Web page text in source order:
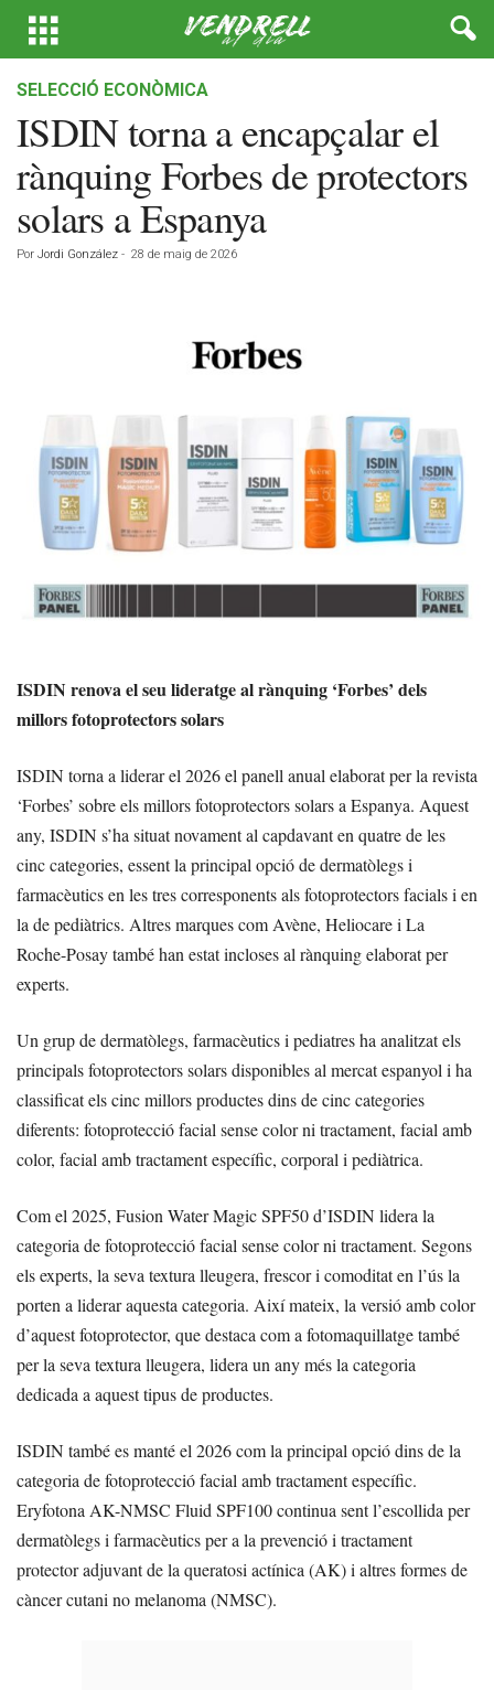
SELECCIÓ ECONÒMICA
ISDIN torna a encapçalar el
rànquing Forbes de protectors
solars a Espanya
Por Jordi González - 28 de maig de 2026
ISDIN renova el seu lideratge al rànquing ‘Forbes’ dels
millors fotoprotectors solars
ISDIN torna a liderar el 2026 el panell anual elaborat per la revista
‘Forbes’ sobre els millors fotoprotectors solars a Espanya. Aquest
any, ISDIN s’ha situat novament al capdavant en quatre de les
cinc categories, essent la principal opció de dermatòlegs i
farmacèutics en les tres corresponents als fotoprotectors facials i en
la de pediàtrics. Altres marques com Avène, Heliocare i La
Roche-Posay també han estat incloses al rànquing elaborat per
experts.
Un grup de dermatòlegs, farmacèutics i pediatres ha analitzat els
principals fotoprotectors solars disponibles al mercat espanyol i ha
classificat els cinc millors productes dins de cinc categories
diferents: fotoprotecció facial sense color ni tractament, facial amb
color, facial amb tractament específic, corporal i pediàtrica.
Com el 2025, Fusion Water Magic SPF50 d’ISDIN lidera la
categoria de fotoprotecció facial sense color ni tractament. Segons
els experts, la seva textura lleugera, frescor i comoditat en l’ús la
porten a liderar aquesta categoria. Així mateix, la versió amb color
d’aquest fotoprotector, que destaca com a fotomaquillatge també
per la seva textura lleugera, lidera un any més la categoria
dedicada a aquest tipus de productes.
ISDIN també es manté el 2026 com la principal opció dins de la
categoria de fotoprotecció facial amb tractament específic.
Eryfotona AK-NMSC Fluid SPF100 continua sent l’escollida per
dermatòlegs i farmacèutics per a la prevenció i tractament
protector adjuvant de la queratosi actínica (AK) i altres formes de
càncer cutani no melanoma (NMSC).